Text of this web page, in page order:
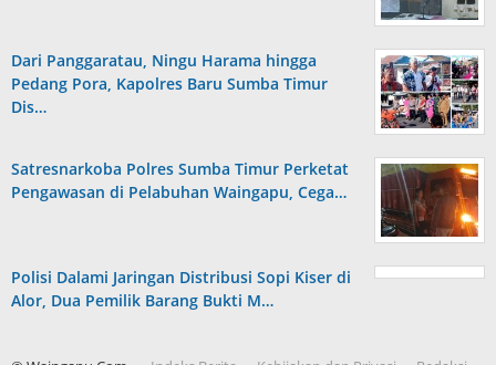
Dari Panggaratau, Ningu Harama hingga
Pedang Pora, Kapolres Baru Sumba Timur
Dis…
Satresnarkoba Polres Sumba Timur Perketat
Pengawasan di Pelabuhan Waingapu, Cega…
Polisi Dalami Jaringan Distribusi Sopi Kiser di
Alor, Dua Pemilik Barang Bukti M…